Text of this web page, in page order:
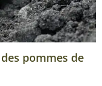
pommes de